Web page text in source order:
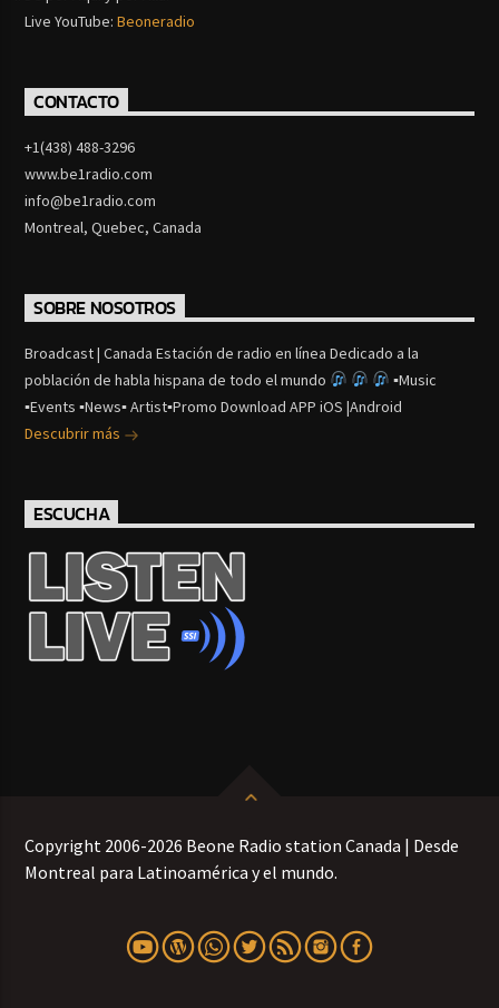
Live YouTube:Beoneradio
CONTACTO
+1(438) 488-3296
www.be1radio.com
info@be1radio.com
Montreal, Quebec, Canada
SOBRE NOSOTROS
Broadcast | Canada Estación de radio en línea Dedicado a la
población de habla hispana de todo el mundo
▪Music
▪Events ▪News▪ Artist▪Promo Download APP iOS |Android
Descubrir más
ESCUCHA
Copyright 2006-2026 Beone Radio station Canada | Desde
Montreal para Latinoamérica y el mundo.